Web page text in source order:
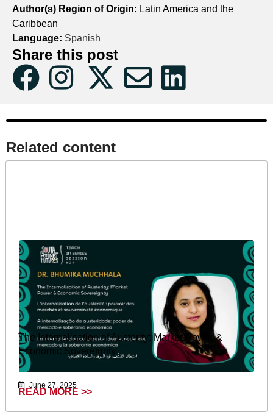
Author(s) Region of Origin: Latin America and the
Caribbean
Language: Spanish
Share this post
Related content​
The Internalisation of Austerity: Market Power &
Economic Sovereignty
June 27, 2025
READ MORE >>